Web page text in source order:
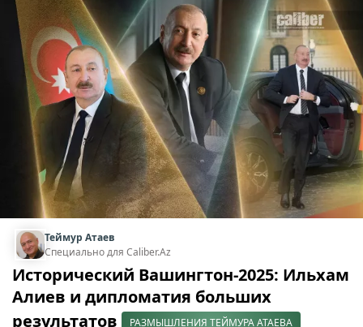
Теймур Атаев
Специально для Caliber.Az
Исторический Вашингтон-2025: Ильхам
Алиев и дипломатия больших
результатов
РАЗМЫШЛЕНИЯ ТЕЙМУРА АТАЕВА